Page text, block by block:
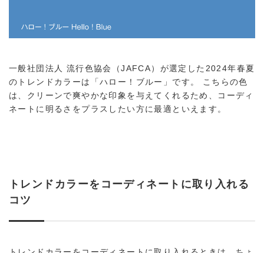
一般社団法人 流行色協会（JAFCA）が選定した2024年春夏
のトレンドカラーは「ハロー！ブルー」です。 こちらの色
は、クリーンで爽やかな印象を与えてくれるため、コーディ
ネートに明るさをプラスしたい方に最適といえます。
トレンドカラーをコーディネートに取り入れる
コツ